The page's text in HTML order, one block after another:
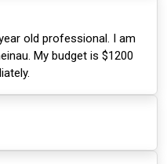
old professional. I am
My budget is $1200